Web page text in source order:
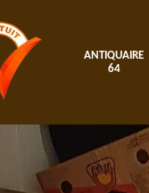
ANTIQUAIRE
64